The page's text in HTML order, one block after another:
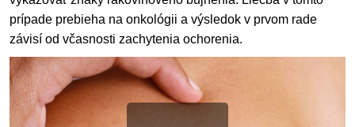
prípade prebieha na onkológii a výsledok v prvom rade
závisí od včasnosti zachytenia ochorenia.